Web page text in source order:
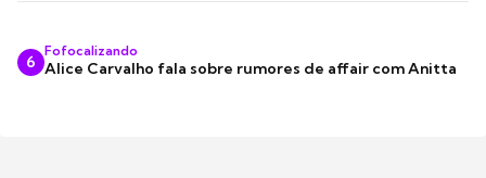
6
Fofocalizando
Alice Carvalho fala sobre rumores de affair com Anitta